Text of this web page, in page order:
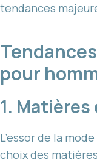
tendances
pour
1.
L’essor de la
choix des